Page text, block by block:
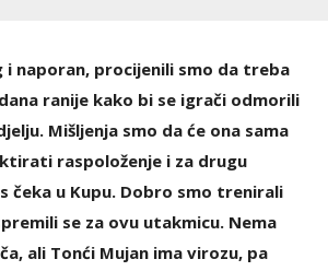
i naporan, procijenili smo da treba
ranije kako bi se igrači odmorili
Mišljenja smo da će ona sama
raspoloženje i za drugu
čeka u Kupu. Dobro smo trenirali
se za ovu utakmicu. Nema
ali Tonći Mujan ima virozu, pa